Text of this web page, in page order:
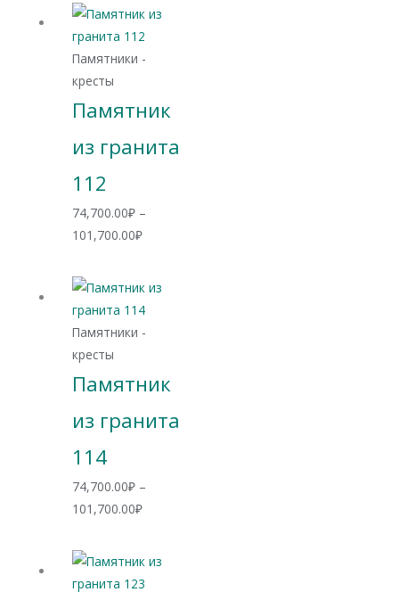
Памятники -
кресты
Памятник
из гранита
112
74,700.00₽ –
101,700.00₽Диапазон
Памятники -
кресты
Памятник
из гранита
114
74,700.00₽ –
101,700.00₽Диапазон